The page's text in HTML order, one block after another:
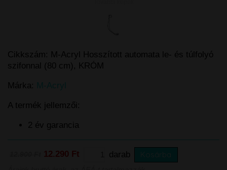
Cikkszám: M-Acryl Hosszított automata le- és túlfolyó
szifonnal (80 cm), KRÓM
Márka: M-Acryl
A termék jellemzői:
2 év garancia
12.290 Ft darab Kosárba